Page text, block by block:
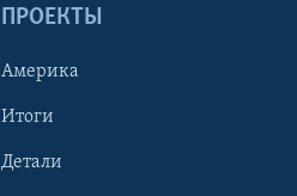
ПРОЕКТЫ
Америка
Итоги
Детали